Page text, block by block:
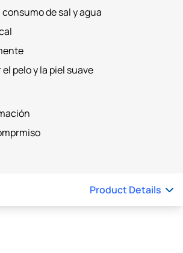
de sal y agua
pelo y la piel suave
Product Details